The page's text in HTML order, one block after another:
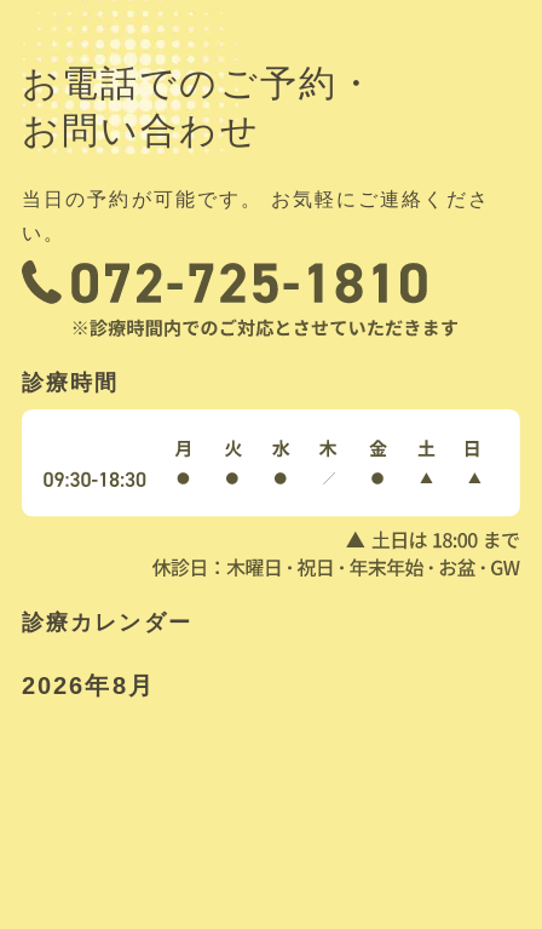
お電話でのご予約・
お問い合わせ
当日の予約が可能です。 お気軽にご連絡くださ
い。
診療時間
診療カレンダー
2026年8月